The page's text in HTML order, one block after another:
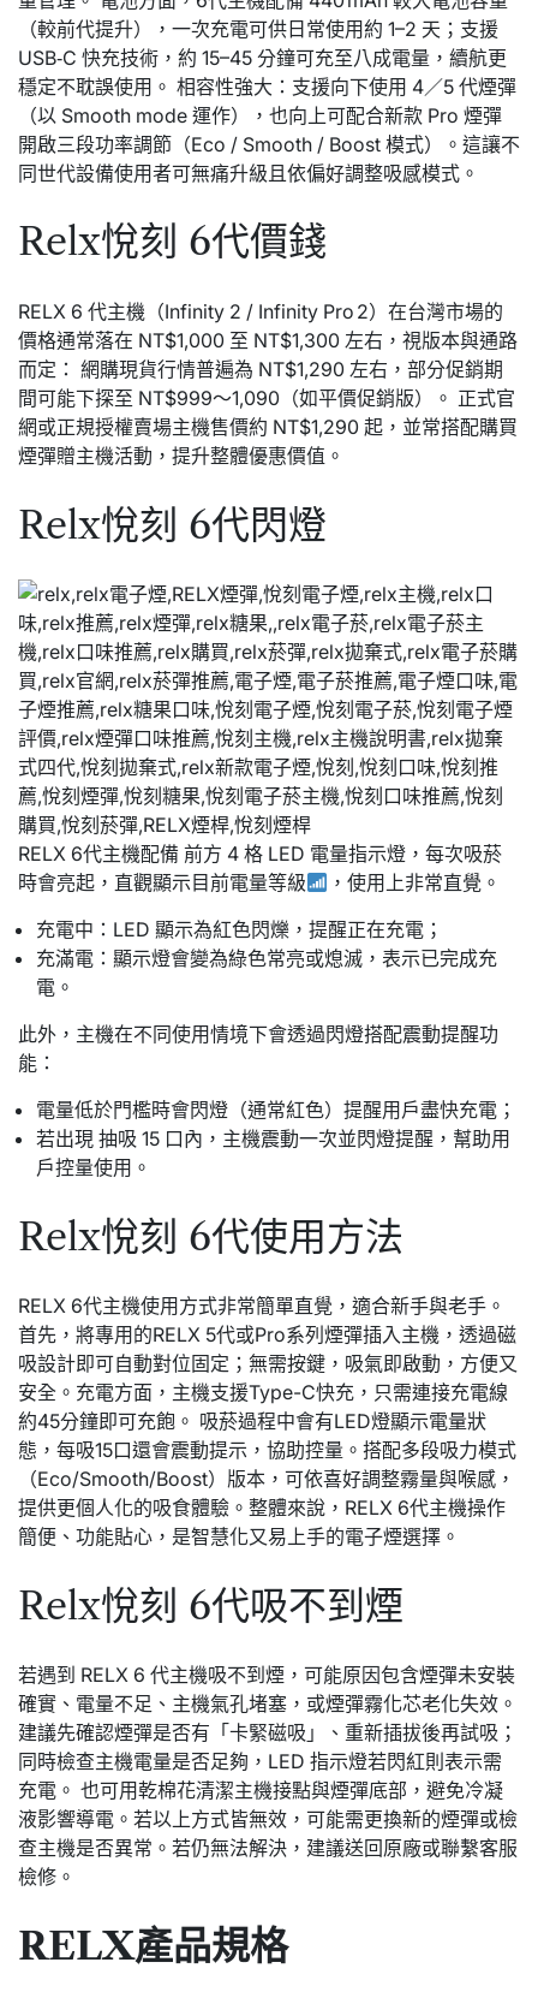
（較前代提升），一次充電可供日常使用約 1–2 天；支援
USB‑C 快充技術，約 15–45 分鐘可充至八成電量，續航更
穩定不耽誤使用。 相容性強大：支援向下使用 4／5 代煙彈
（以 Smooth mode 運作），也向上可配合新款 Pro 煙彈
開啟三段功率調節（Eco / Smooth / Boost 模式）。這讓不
同世代設備使用者可無痛升級且依偏好調整吸感模式。
Relx悅刻 6代價錢
RELX 6 代主機（Infinity 2 / Infinity Pro 2）在台灣市場的
價格通常落在 NT$1,000 至 NT$1,300 左右，視版本與通路
而定： 網購現貨行情普遍為 NT$1,290 左右，部分促銷期
間可能下探至 NT$999～1,090（如平價促銷版）。 正式官
網或正規授權賣場主機售價約 NT$1,290 起，並常搭配購買
煙彈贈主機活動，提升整體優惠價值。
Relx悅刻 6代閃燈
RELX 6代主機配備 前方 4 格 LED 電量指示燈，每次吸菸
時會亮起，直觀顯示目前電量等級
，使用上非常直覺。
充電中：LED 顯示為紅色閃爍，提醒正在充電；
充滿電：顯示燈會變為綠色常亮或熄滅，表示已完成充
電。
此外，主機在不同使用情境下會透過閃燈搭配震動提醒功
能：
電量低於門檻時會閃燈（通常紅色）提醒用戶盡快充電；
若出現 抽吸 15 口內，主機震動一次並閃燈提醒，幫助用
戶控量使用。
Relx悅刻 6代使用方法
RELX 6代主機使用方式非常簡單直覺，適合新手與老手。
首先，將專用的RELX 5代或Pro系列煙彈插入主機，透過磁
吸設計即可自動對位固定；無需按鍵，吸氣即啟動，方便又
安全。充電方面，主機支援Type-C快充，只需連接充電線
約45分鐘即可充飽。 吸菸過程中會有LED燈顯示電量狀
態，每吸15口還會震動提示，協助控量。搭配多段吸力模式
（Eco/Smooth/Boost）版本，可依喜好調整霧量與喉感，
提供更個人化的吸食體驗。整體來說，RELX 6代主機操作
簡便、功能貼心，是智慧化又易上手的電子煙選擇。
Relx悅刻 6代吸不到煙
若遇到 RELX 6 代主機吸不到煙，可能原因包含煙彈未安裝
確實、電量不足、主機氣孔堵塞，或煙彈霧化芯老化失效。
建議先確認煙彈是否有「卡緊磁吸」、重新插拔後再試吸；
同時檢查主機電量是否足夠，LED 指示燈若閃紅則表示需
充電。 也可用乾棉花清潔主機接點與煙彈底部，避免冷凝
液影響導電。若以上方式皆無效，可能需更換新的煙彈或檢
查主機是否異常。若仍無法解決，建議送回原廠或聯繫客服
檢修。
RELX產品規格